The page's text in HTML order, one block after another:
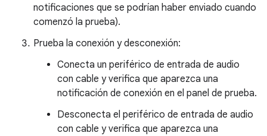
notificaciones que se podrían haber enviado cuando
comenzó la prueba).
Prueba la conexión y desconexión:
Conecta un periférico de entrada de audio
con cable y verifica que aparezca una
notificación de conexión en el panel de prueba.
Desconecta el periférico de entrada de audio
con cable y verifica que aparezca una